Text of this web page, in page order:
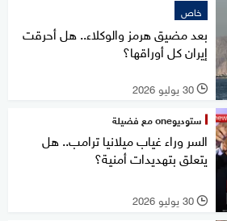
خاص
بعد مضيق هرمز والوكلاء.. هل أحرقت
إيران كل أوراقها؟
l 30 يوليو 2026
ستوديوone مع فضيلة
السر وراء غياب ميلانيا ترامب.. هل
يتعلق بتهديدات أمنية؟
l 30 يوليو 2026